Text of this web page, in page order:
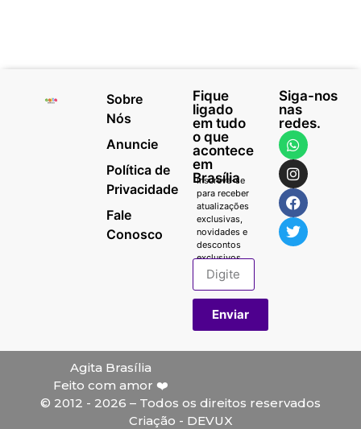
Sobre
Nós
Anuncie
Política de
Privacidade
Fale
Conosco
Fique
ligado
em tudo
o que
acontece
em
Brasília
Inscreva-se
para receber
atualizações
exclusivas,
novidades e
descontos
exclusivos.
Enviar
Siga-nos
nas
redes.
Agita Brasília
Feito com amor ❤️
© 2012 - 2026 – Todos os direitos reservados
Criação - DEVUX